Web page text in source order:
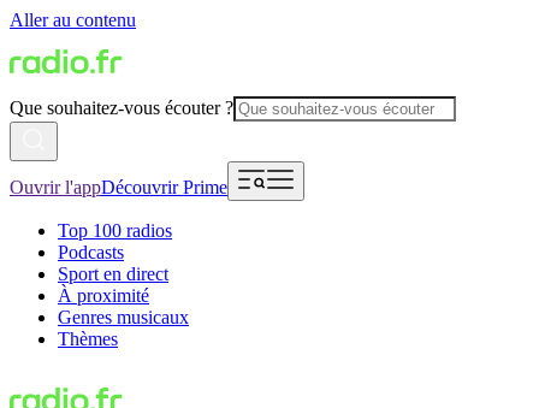
Aller au contenu
Que souhaitez-vous écouter ?
Ouvrir l'appDécouvrir Prime
Top 100 radios
Podcasts
Sport en direct
À proximité
Genres musicaux
Thèmes